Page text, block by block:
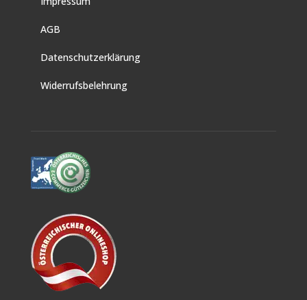
AGB
Datenschutzerklärung
Widerrufsbelehrung